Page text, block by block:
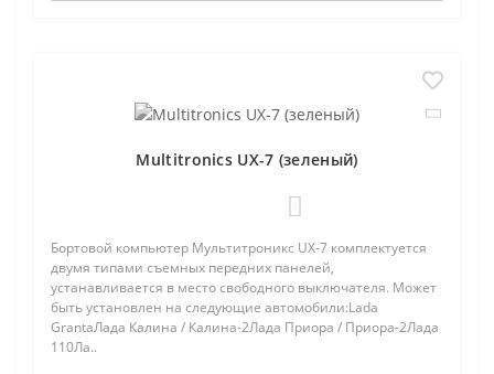
Multitronics UX-7 (зеленый)
Бортовой компьютер Мультитроникс UX-7 комплектуется
двумя типами съемных передних панелей,
устанавливается в место свободного выключателя. Может
быть установлен на следующие автомобили:Lada
GrantaЛада Калина / Калина-2Лада Приора / Приора-2Лада
110Ла..